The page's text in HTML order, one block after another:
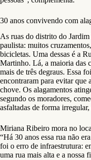
30 anos convivendo com
As ruas do distrito do
paulista: muitos
bicicletas. Uma dessas é a
Martinho. Lá, a maioria das
mais de três degraus. Essa
encontraram para evitar que
chove. Os alagamentos
segundo os moradores,
asfaltadas de forma
Miriana Ribeiro mora no
“Há 30 anos essa rua não
foi o erro de infraestrutura:
uma rua mais alta e a nossa